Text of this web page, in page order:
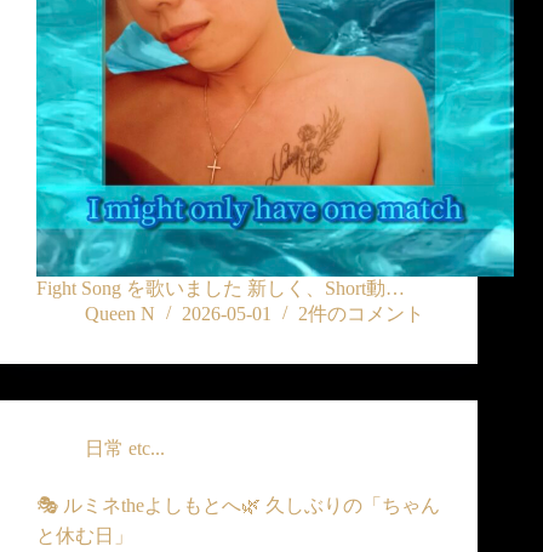
Fight Song を歌いました 新しく、Short動…
Queen N
2026-05-01 2件のコメント
日常 etc...
🎭 ルミネtheよしもとへ🌿 久しぶりの「ちゃん
と休む日」